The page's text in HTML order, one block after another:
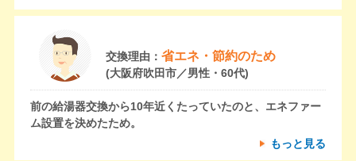
交換理由： 省エネ・節約のため
(大阪府吹田市／男性・60代)
前の給湯器交換から10年近くたっていたのと、エネファー
ム設置を決めたため。
もっと見る